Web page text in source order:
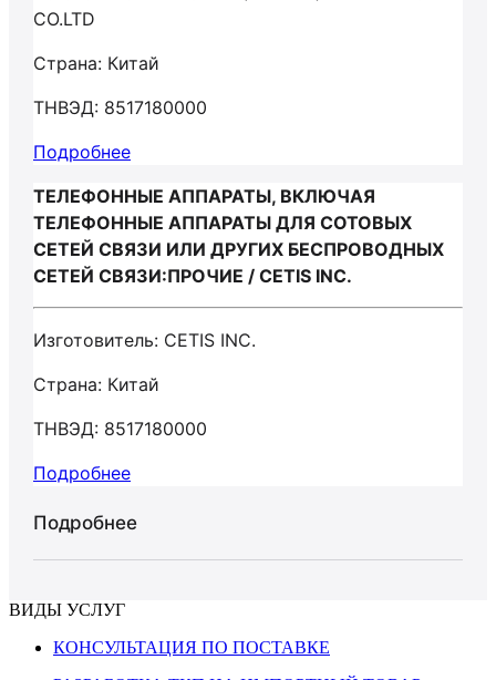
CO.LTD
Страна: Китай
ТНВЭД: 8517180000
Подробнее
ТЕЛЕФОННЫЕ АППАРАТЫ, ВКЛЮЧАЯ
ТЕЛЕФОННЫЕ АППАРАТЫ ДЛЯ СОТОВЫХ
СЕТЕЙ СВЯЗИ ИЛИ ДРУГИХ БЕСПРОВОДНЫХ
СЕТЕЙ СВЯЗИ:ПРОЧИЕ / CETIS INC.
Изготовитель: CETIS INC.
Страна: Китай
ТНВЭД: 8517180000
Подробнее
Подробнее
ВИДЫ УСЛУГ
КОНСУЛЬТАЦИЯ ПО ПОСТАВКЕ